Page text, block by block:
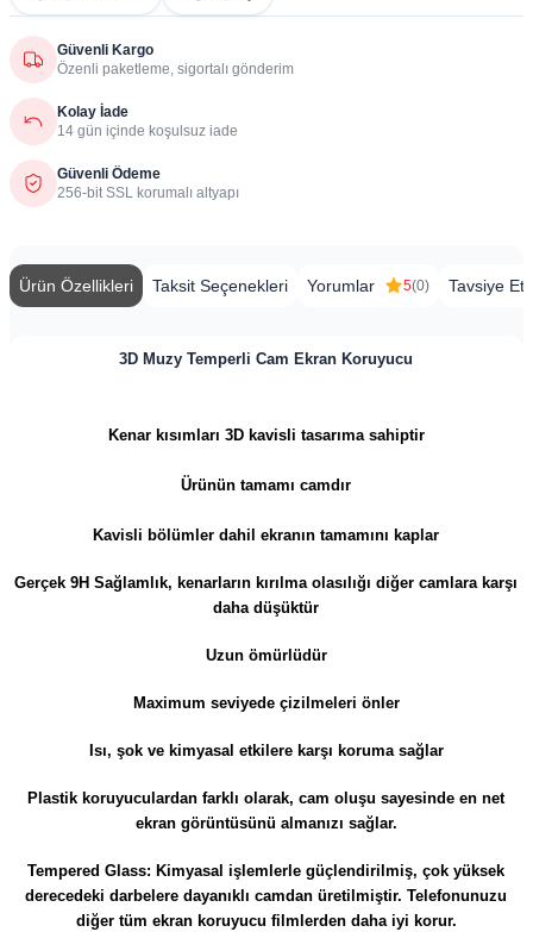
Güvenli Kargo
Özenli paketleme, sigortalı gönderim
Kolay İade
14 gün içinde koşulsuz iade
Güvenli Ödeme
256-bit SSL korumalı altyapı
Ürün Özellikleri Taksit Seçenekleri Yorumlar 5(0) Tavsiye Et
3D Muzy Temperli Cam Ekran Koruyucu
Kenar kısımları 3D kavisli tasarıma sahiptir
​​​Ürünün tamamı camdır
Kavisli bölümler dahil ekranın tamamını kaplar
Gerçek 9H Sağlamlık, kenarların kırılma olasılığı diğer camlara karşı
daha düşüktür
Uzun ömürlüdür
Maximum seviyede çizilmeleri önler
Isı, şok ve kimyasal etkilere karşı koruma sağlar
Plastik koruyuculardan farklı olarak, cam oluşu sayesinde en net
ekran görüntüsünü almanızı sağlar.
Tempered Glass: Kimyasal işlemlerle güçlendirilmiş, çok yüksek
derecedeki darbelere dayanıklı camdan üretilmiştir. Telefonunuzu
diğer tüm ekran koruyucu filmlerden daha iyi korur.